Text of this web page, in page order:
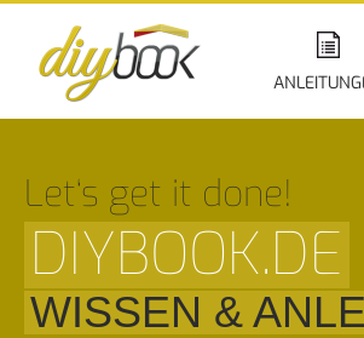
Let‘s get it done!
DIYBOOK.DE
WISSEN &